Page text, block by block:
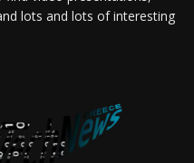
lots and lots of interesting